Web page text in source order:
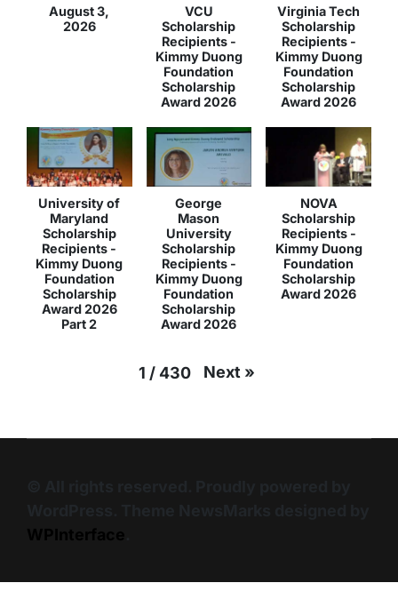
August 3,
2026
VCU
Scholarship
Recipients -
Kimmy Duong
Foundation
Scholarship
Award 2026
Virginia Tech
Scholarship
Recipients -
Kimmy Duong
Foundation
Scholarship
Award 2026
University of
Maryland
Scholarship
Recipients -
Kimmy Duong
Foundation
Scholarship
Award 2026
Part 2
George
Mason
University
Scholarship
Recipients -
Kimmy Duong
Foundation
Scholarship
Award 2026
NOVA
Scholarship
Recipients -
Kimmy Duong
Foundation
Scholarship
Award 2026
1 / 430 Next »